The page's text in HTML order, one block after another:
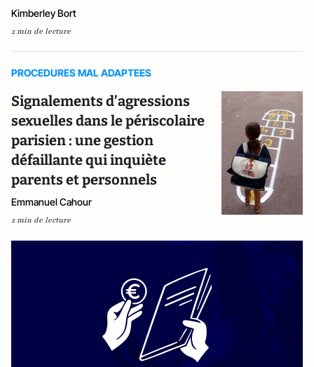
Kimberley Bort
2 min de lecture
PROCEDURES MAL ADAPTEES
Signalements d’agressions
sexuelles dans le périscolaire
parisien : une gestion
défaillante qui inquiète
parents et personnels
Emmanuel Cahour
2 min de lecture